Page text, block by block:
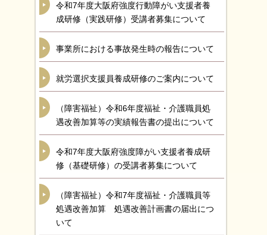
令和7年度大阪府強度行動障がい支援者養
成研修（実践研修）受講者募集について
事業所における事故発生時の報告について
就労選択支援員養成研修のご案内について
（障害福祉）令和6年度福祉・介護職員処
遇改善加算等の実績報告書の提出について
令和7年度大阪府強度障がい支援者養成研
修（基礎研修）の受講者募集について
（障害福祉）令和7年度福祉・介護職員等
処遇改善加算 処遇改善計画書の届出につ
いて